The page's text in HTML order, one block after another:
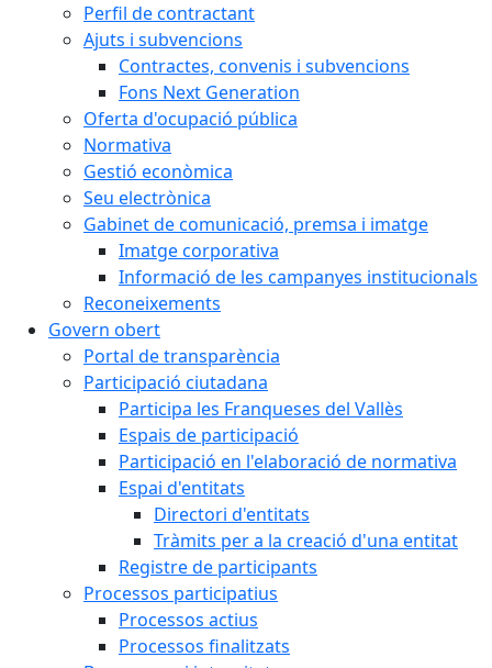
Perfil de contractant
Ajuts i subvencions
Contractes, convenis i subvencions
Fons Next Generation
Oferta d'ocupació pública
Normativa
Gestió econòmica
Seu electrònica
Gabinet de comunicació, premsa i imatge
Imatge corporativa
Informació de les campanyes institucionals
Reconeixements
Govern obert
Portal de transparència
Participació ciutadana
Participa les Franqueses del Vallès
Espais de participació
Participació en l'elaboració de normativa
Espai d'entitats
Directori d'entitats
Tràmits per a la creació d'una entitat
Registre de participants
Processos participatius
Processos actius
Processos finalitzats